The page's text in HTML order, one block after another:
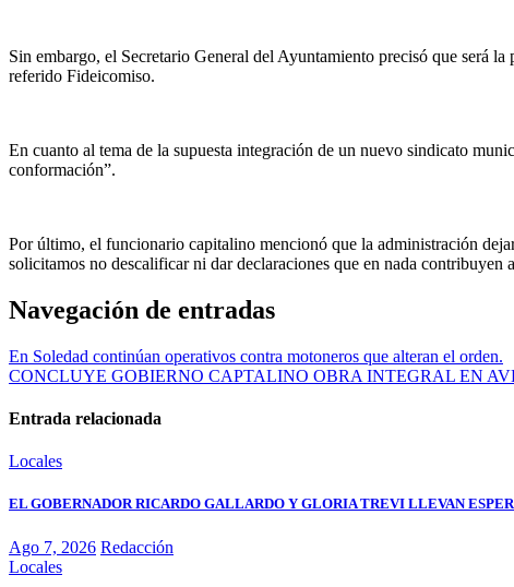
Sin embargo, el Secretario General del Ayuntamiento precisó que será
referido Fideicomiso.
En cuanto al tema de la supuesta integración de un nuevo sindicato
conformación”.
Por último, el funcionario capitalino mencionó que la administración
solicitamos no descalificar ni dar declaraciones que en nada contribuyen
Navegación de entradas
En Soledad continúan operativos contra motoneros que alteran el orden.
CONCLUYE GOBIERNO CAPTALINO OBRA INTEGRAL EN
Entrada relacionada
Locales
EL GOBERNADOR RICARDO GALLARDO Y GLORIA TREVI LLEVAN
Ago 7, 2026 Redacción
Locales